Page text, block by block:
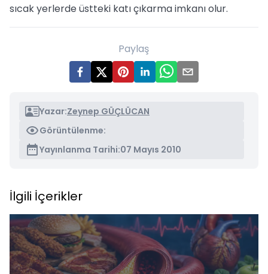
sıcak yerlerde üstteki katı çıkarma imkanı olur.
Paylaş
Yazar:Zeynep GÜÇLÜCAN
Görüntülenme:
Yayınlanma Tarihi:07 Mayıs 2010
İlgili İçerikler